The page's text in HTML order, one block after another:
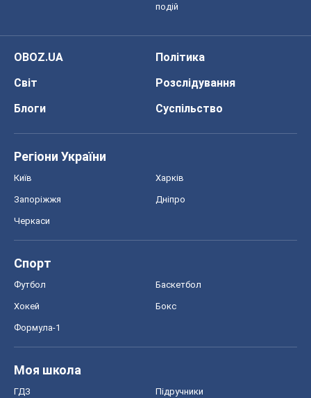
подій
OBOZ.UA
Політика
Світ
Розслідування
Блоги
Суспільство
Регіони України
Київ Харків
Запоріжжя Дніпро
Черкаси
Спорт
Футбол Баскетбол
Хокей Бокс
Формула-1
Моя школа
ГДЗ Підручники